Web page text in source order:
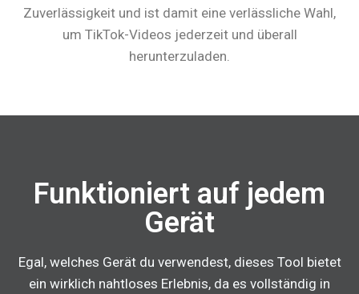
Zuverlässigkeit und ist damit eine verlässliche Wahl,
um TikTok-Videos jederzeit und überall
herunterzuladen.
Funktioniert auf jedem
Gerät
Egal, welches Gerät du verwendest, dieses Tool bietet
ein wirklich nahtloses Erlebnis, da es vollständig in